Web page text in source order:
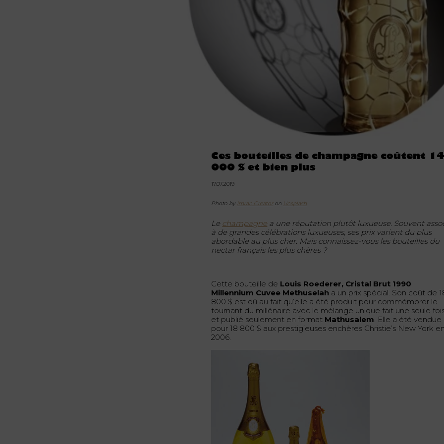
Ces bouteilles de champagne coûtent 14
000 $ et bien plus
17.07.2019
Photo by Imran Creatoron Unsplash
Le champagne a une réputation plutôt luxueuse. Souvent
à de grandes célébrations luxueuses, ses prix varient du plus
abordable au plus cher. Mais connaissez-vous les bouteilles du
nectar français les plus chères ?
Cette bouteille de Louis Roederer, Cristal Brut 1990
Millennium Cuvee Methuselah a un prix spécial. Son coût de
800 $ est dû au fait qu’elle a été produit pour commémorer le
tournant du millénaire avec le mélange unique fait une seule
et publié seulement en format Mathusalem . Elle a été vendue
pour 18 800 $ aux prestigieuses enchères Christie’s New York en
2006.